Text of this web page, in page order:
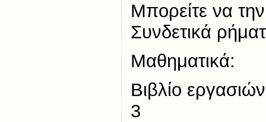
Μπορείτε να
Συνδετικά
Μαθηματικά:
Βιβλίο
3